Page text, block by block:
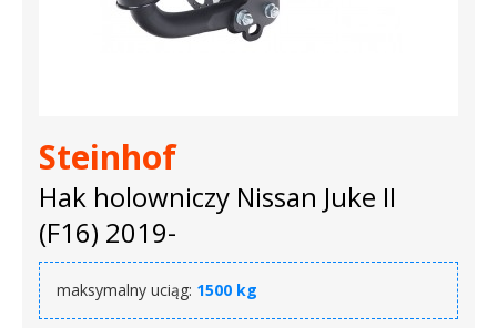
Steinhof
Hak holowniczy Nissan Juke II
(F16) 2019-
maksymalny uciąg: 1500 kg